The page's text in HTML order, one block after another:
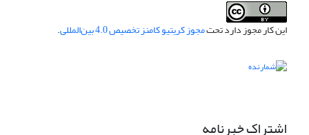
این کار مجوز دارد تحتمجوز کریتیو کامنز تخصیص 4.0 بین‌المللی .
اشتراک خبرنامه